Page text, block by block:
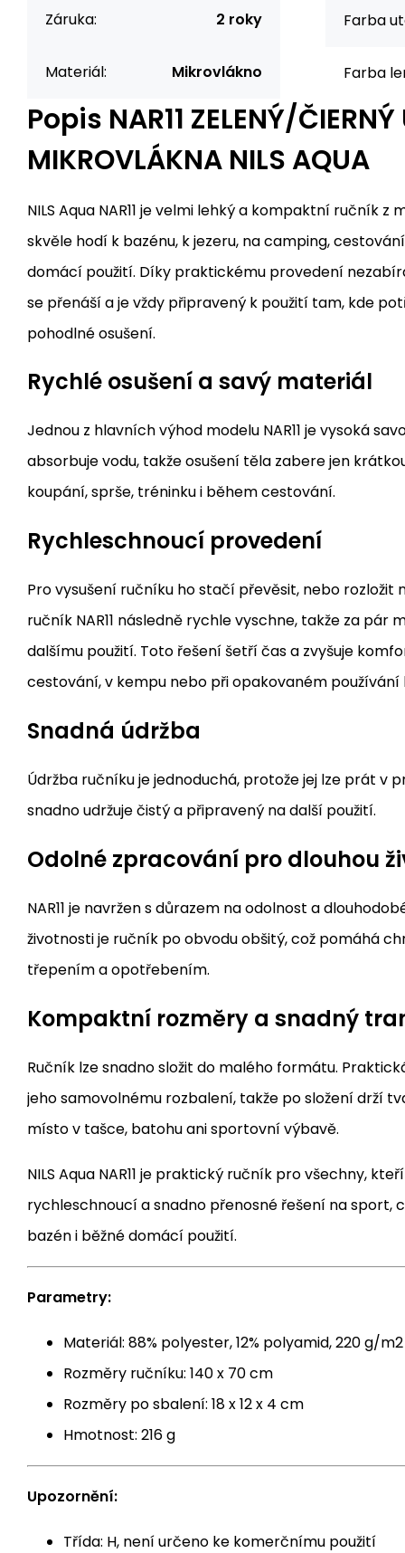
Záruka: 2 roky
Materiál: Mikrovlákno
Farba
Farba
Popis NAR11 ZELENÝ/
MIKROVLÁKNA NILS AQUA
NILS Aqua NAR11 je velmi lehký a kompaktní ručník z
skvěle hodí k bazénu, k jezeru, na camping,
domácí použití. Díky praktickému provedení
se přenáší a je vždy připravený k použití tam, kde
pohodlné osušení.
Rychlé osušení a savý materiál
Jednou z hlavních výhod modelu NAR11 je vysoká
absorbuje vodu, takže osušení těla zabere jen
koupání, sprše, tréninku i během cestování.
Rychleschnoucí provedení
Pro vysušení ručníku ho stačí převěsit, nebo rozložit
ručník NAR11 následně rychle vyschne, takže za pár
dalšímu použití. Toto řešení šetří čas a zvyšuje
cestování, v kempu nebo při opakovaném používání
Snadná údržba
Údržba ručníku je jednoduchá, protože jej lze prát v
snadno udržuje čistý a připravený na další použití.
Odolné zpracování pro dlouhou
NAR11 je navržen s důrazem na odolnost a
životnosti je ručník po obvodu obšitý, což pomáhá
třepením a opotřebením.
Kompaktní rozměry a snadný
Ručník lze snadno složit do malého formátu.
jeho samovolnému rozbalení, takže po složení drží
místo v tašce, batohu ani sportovní výbavě.
NILS Aqua NAR11 je praktický ručník pro všechny,
rychleschnoucí a snadno přenosné řešení na sport,
bazén i běžné domácí použití.
Parametry:
Materiál: 88% polyester, 12% polyamid, 220 g/m2
Rozměry ručníku: 140 x 70 cm
Rozměry po sbalení: 18 x 12 x 4 cm
Hmotnost: 216 g
Upozornění:
Třída: H, není určeno ke komerčnímu použití